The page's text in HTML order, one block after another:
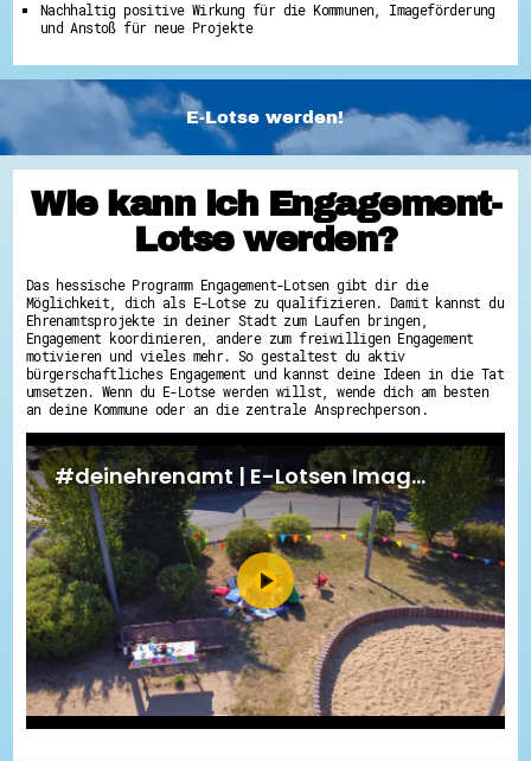
Nachhaltig positive Wirkung für die Kommunen, Imageförderung
und Anstoß für neue Projekte
E-Lotse werden!
Wie kann ich Engagement-
Lotse werden?
Das hessische Programm Engagement-Lotsen gibt dir die
Möglichkeit, dich als E-Lotse zu qualifizieren. Damit kannst du
Ehrenamtsprojekte in deiner Stadt zum Laufen bringen,
Engagement koordinieren, andere zum freiwilligen Engagement
motivieren und vieles mehr. So gestaltest du aktiv
bürgerschaftliches Engagement und kannst deine Ideen in die Tat
umsetzen. Wenn du E-Lotse werden willst, wende dich am besten
an deine Kommune oder an die zentrale Ansprechperson.